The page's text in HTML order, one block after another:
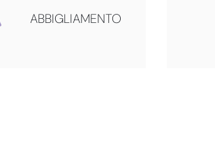
ABBIGLIAMENTO